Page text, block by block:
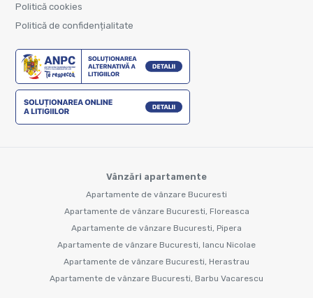
Politică cookies
Politică de confidențialitate
Vânzări apartamente
Apartamente de vânzare Bucuresti
Apartamente de vânzare Bucuresti, Floreasca
Apartamente de vânzare Bucuresti, Pipera
Apartamente de vânzare Bucuresti, Iancu Nicolae
Apartamente de vânzare Bucuresti, Herastrau
Apartamente de vânzare Bucuresti, Barbu Vacarescu